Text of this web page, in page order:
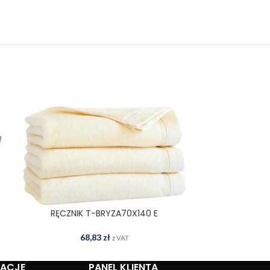
DODAJ DO KOSZYKA
RĘCZNIK T-BRYZA70X140 E
68,83 zł z VAT